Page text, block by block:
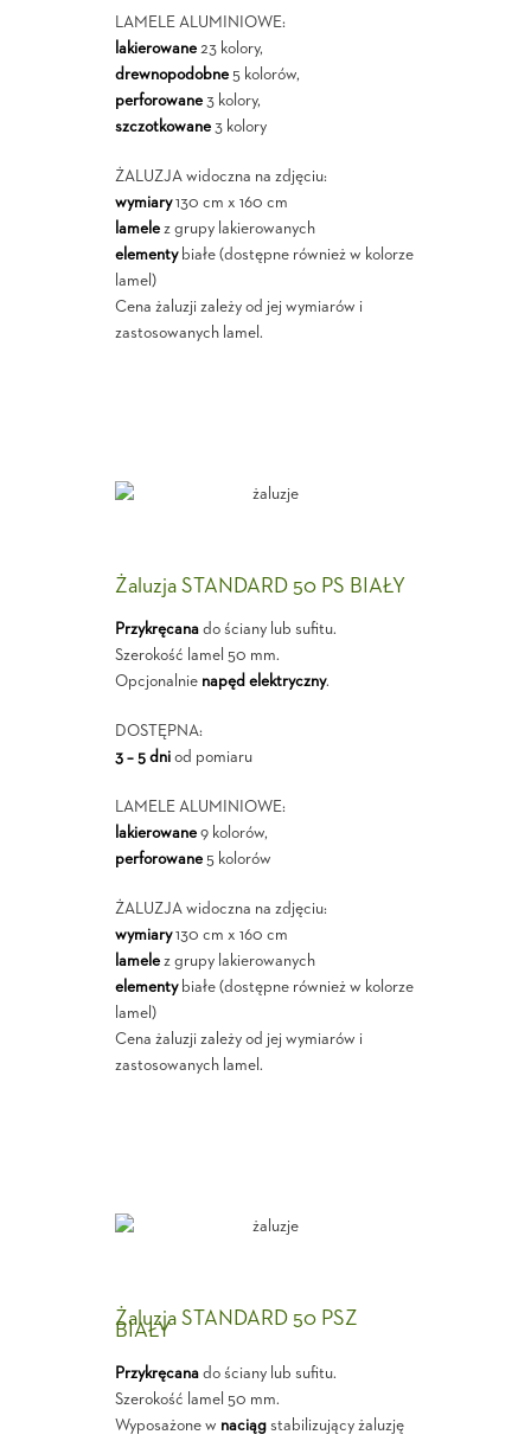
LAMELE ALUMINIOWE:
lakierowane23 kolory,
drewnopodobne5 kolorów,
perforowane3 kolory,
szczotkowane3 kolory
ŻALUZJA widoczna na zdjęciu:
wymiary130 cm x 160 cm
lamelez grupy lakierowanych
elementybiałe (dostępne również w kolorze
lamel)
Cena żaluzji zależy od jej wymiarów i
zastosowanych lamel.
Żaluzja STANDARD 50 PS BIAŁY
Przykręcanado ściany lub sufitu.
Szerokość lamel 50 mm.
Opcjonalnie napęd elektryczny.
DOSTĘPNA:
3 – 5 dniod pomiaru
LAMELE ALUMINIOWE:
lakierowane9 kolorów,
perforowane5 kolorów
ŻALUZJA widoczna na zdjęciu:
wymiary130 cm x 160 cm
lamelez grupy lakierowanych
elementybiałe (dostępne również w kolorze
lamel)
Cena żaluzji zależy od jej wymiarów i
zastosowanych lamel.
Żaluzja STANDARD 50 PSZ
BIAŁY
Przykręcanado ściany lub sufitu.
Szerokość lamel 50 mm.
Wyposażone w naciągstabilizujący żaluzję